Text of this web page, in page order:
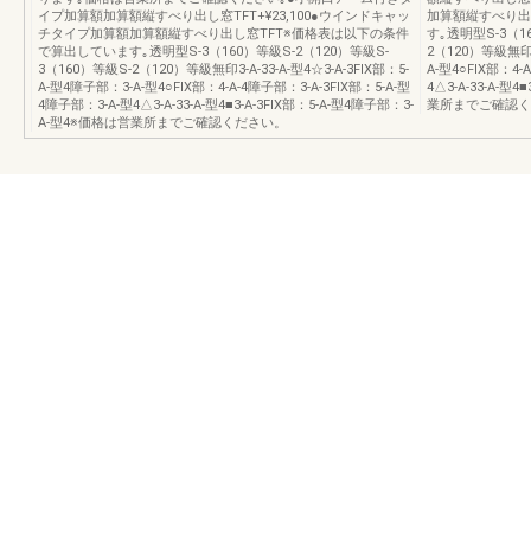
イプ加算額加算額縦すべり出し窓TFT+¥23,100●ウインドキャッ
チタイプ加算額加算額縦すべり出し窓TFT※価格表は以下の条件
で算出しています｡透明型S-3（160）等級S-2（120）等級S-
3（160）等級S-2（120）等級無印3-A-33-A-型4☆3-A-3FIX部：5-
A-型4障子部：3-A-型4○FIX部：4-A-4障子部：3-A-3FIX部：5-A-型
4障子部：3-A-型4△3-A-33-A-型4■3-A-3FIX部：5-A-型4障子部：3-
A-型4※価格は営業所までご確認ください。
加算額縦すべり
す｡透明型S-3（
2（120）等級無
A-型4○FIX部：4-
4△3-A-33-A-型
業所までご確認